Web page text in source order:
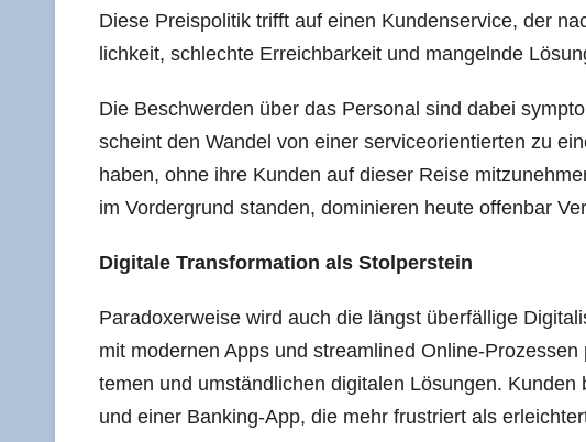
Die­se Preis­po­li­tik trifft auf einen Kun­den­ser­vice, der
lich­keit, schlech­te Erreich­bar­keit und man­geln­de
Die Beschwer­den über das Per­so­nal sind dabei
scheint den Wan­del von einer service­orientierten zu
haben, ohne ihre Kun­den auf die­ser Rei­se
im Vor­der­grund stan­den, domi­nie­ren heu­te offen­bar
Digi­ta­le Trans­for­ma­ti­on als Stolperstein
Para­do­xer­wei­se wird auch die längst über­fäl­li­ge
mit moder­nen Apps und stream­li­ned Online-
te­men und umständ­li­chen digi­ta­len Lösun­gen.
und einer Ban­king-App, die mehr frus­triert als